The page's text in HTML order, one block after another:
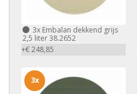
3x Embalan dekkend grijs
2,5 liter 38.2652
+€ 248,85
3x